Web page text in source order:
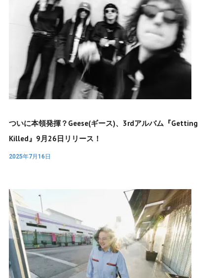
ついに本領発揮？Geese(ギース)、3rdアルバム『Getting
Killed』9月26日リリース！
2025年7月16日